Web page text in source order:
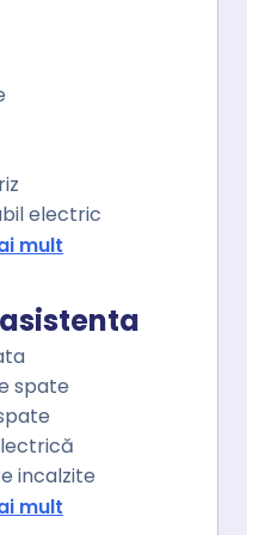
electric
electric
mult
spate
incalzite
electric
mult